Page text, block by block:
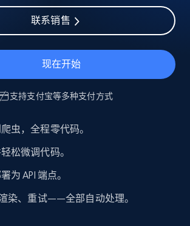
联系销售
现在开始
支持支付宝等多种支付方式
虫，全程零代码。
松微调代码。
为 API 端点。
染、重试——全部自动处理。